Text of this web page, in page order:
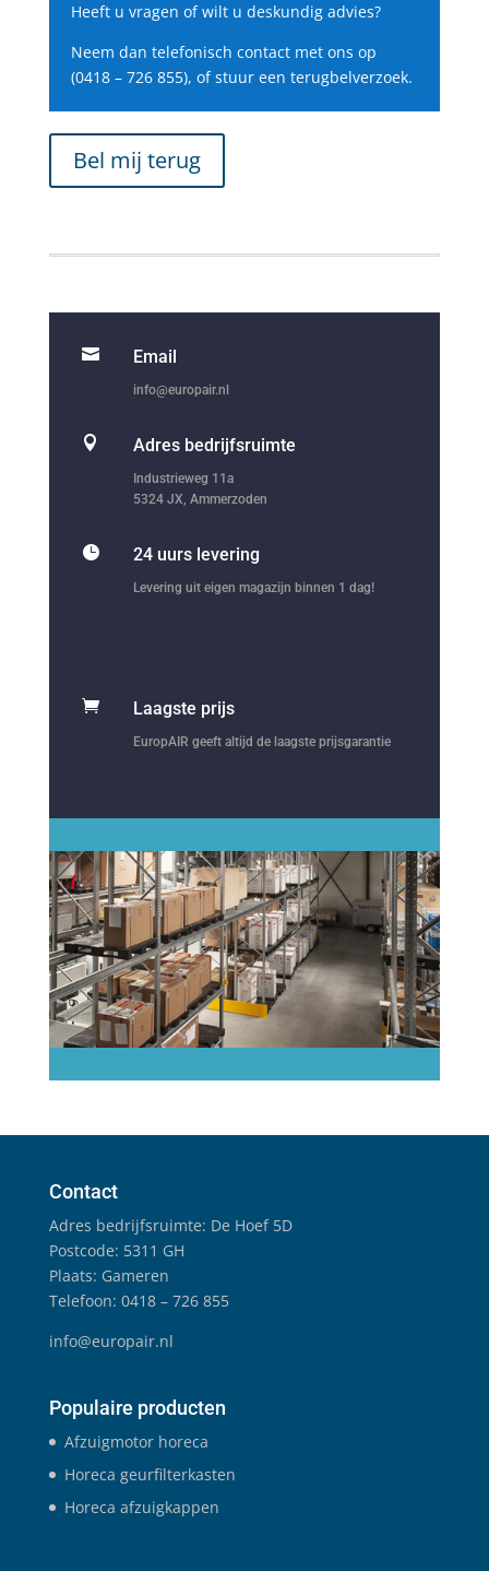
Heeft u vragen of wilt u deskundig advies?
Neem dan telefonisch contact met ons op
(0418 – 726 855), of stuur een terugbelverzoek.
Bel mij terug
 Email
info@europair.nl
 Adres bedrijfsruimte
Industrieweg 11a
5324 JX, Ammerzoden
 24 uurs levering
Levering uit eigen magazijn binnen 1 dag!
 Laagste prijs
EuropAIR geeft altijd de laagste prijsgarantie
Contact
Adres bedrijfsruimte: De Hoef 5D
Postcode: 5311 GH
Plaats: Gameren
Telefoon: 0418 – 726 855
info@europair.nl
Populaire producten
Afzuigmotor horeca
Horeca geurfilterkasten
Horeca afzuigkappen